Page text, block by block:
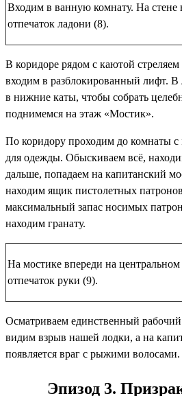
Входим в ванную комнату. На стене
отпечаток ладони (8).
В коридоре рядом с каютой стреляем
входим в разблокированный лифт. В
в нижние каты, чтобы собрать
поднимемся на этаж «Мостик».
По коридору проходим до комнаты
для одежды. Обыскиваем всё,
дальше, попадаем на капитанский
находим ящик пистолетных патронов
максимальный запас носимых
находим гранату.
На мостике впереди на центральном
отпечаток руки (9).
Осматриваем единственный
видим взрыв нашей лодки, а на
появляется враг с рыжими волосами.
Эпизод 3.